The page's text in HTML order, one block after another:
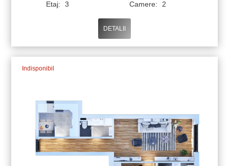
Etaj:
3 Camere: 2
DETALII
Indisponibil